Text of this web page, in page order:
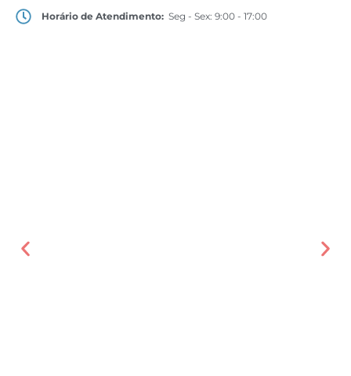
Horário de Atendimento: Seg - Sex: 9:00 - 17:00